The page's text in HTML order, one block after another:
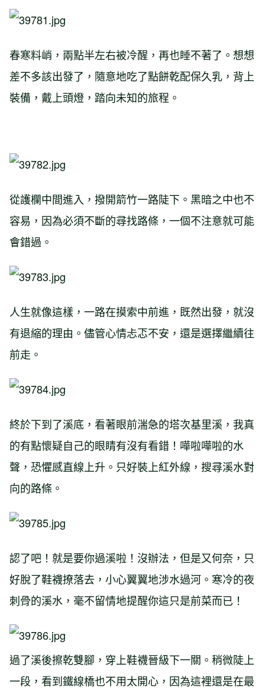
春寒料峭，兩點半左右被冷醒，再也睡不著了。想想
差不多該出發了，隨意地吃了點餅乾配保久乳，背上
裝備，戴上頭燈，踏向未知的旅程。
從護欄中間進入，撥開箭竹一路陡下。黑暗之中也不
容易，因為必須不斷的尋找路條，一個不注意就可能
會錯過。
人生就像這樣，一路在摸索中前進，既然出發，就沒
有退縮的理由。儘管心情忐忑不安，還是選擇繼續往
前走。
終於下到了溪底，看著眼前湍急的塔次基里溪，我真
的有點懷疑自己的眼睛有沒有看錯！嘩啦嘩啦的水
聲，恐懼感直線上升。只好裝上紅外線，搜尋溪水對
向的路條。
認了吧！就是要你過溪啦！沒辦法，但是又何奈，只
好脫了鞋襪撩落去，小心翼翼地涉水過河。寒冷的夜
刺骨的溪水，毫不留情地提醒你這只是前菜而已！
過了溪後擦乾雙腳，穿上鞋襪晉級下一關。稍微陡上
一段，看到鐵線橋也不用太開心，因為這裡還是在最